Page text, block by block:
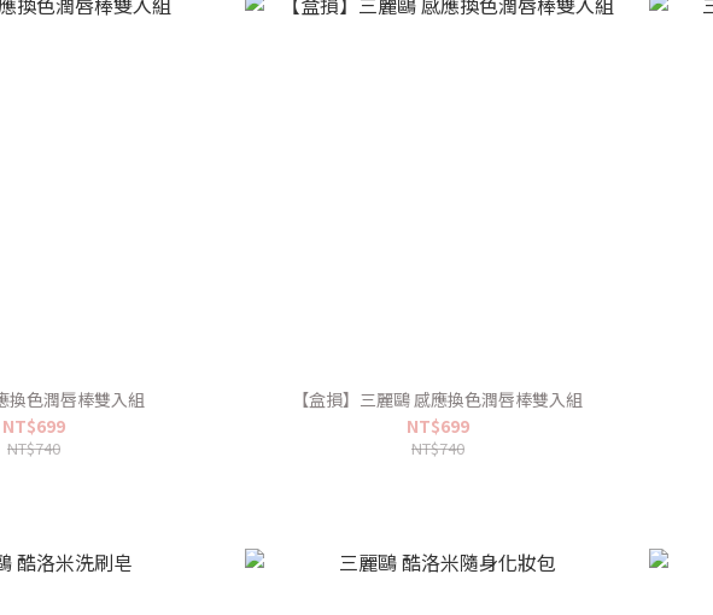
換色潤唇棒雙入組
NT$699
NT$740
【盒損】三麗鷗 感應換色潤唇棒雙入組
NT$699
NT$740